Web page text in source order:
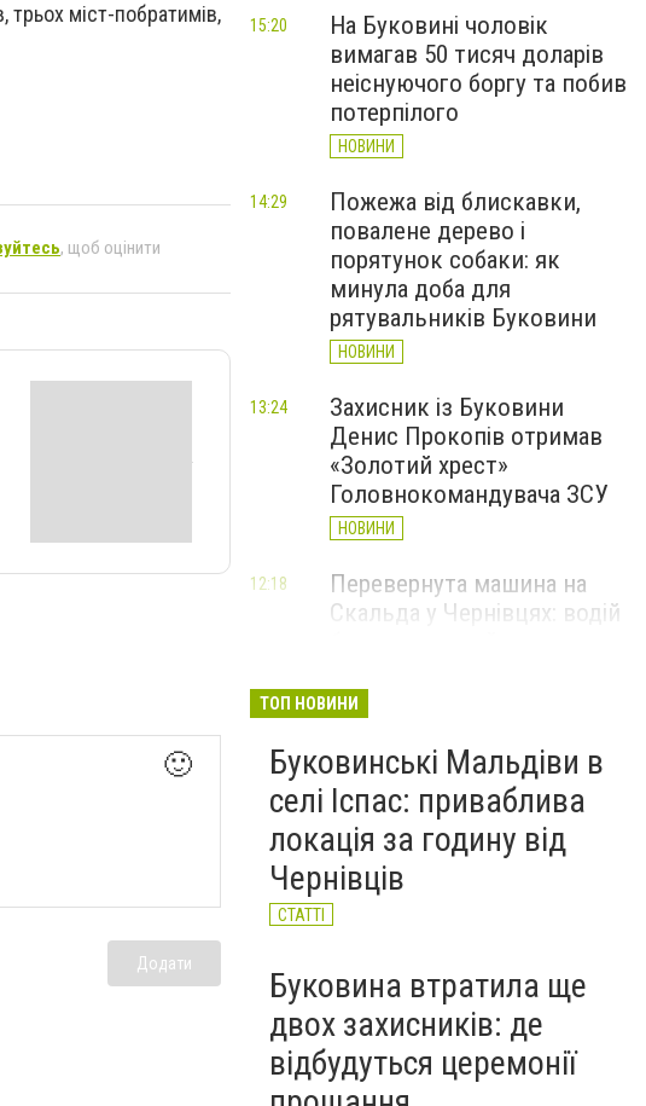
трьох міст-побратимів,
, щоб оцінити
🙂
Додати
На Буковині чоловік
вимагав 50 тисяч доларів
неіснуючого боргу та побив
потерпілого
НОВИНИ
15:20
Пожежа від блискавки,
повалене дерево і
порятунок собаки: як
минула доба для
рятувальників Буковини
НОВИНИ
14:29
Захисник із Буковини
Денис Прокопів отримав
«Золотий хрест»
Головнокомандувача ЗСУ
НОВИНИ
13:24
Перевернута машина на
Скальда у Чернівцях: водій
12:18
зафіксували новий
історичний температурний
максимум
НОВИНИ
ТОП НОВИНИ
Буковинські Мальдіви в
селі Іспас: приваблива
локація за годину від
Чернівців
СТАТТІ
Буковина втратила ще
двох захисників: де
відбудуться церемонії